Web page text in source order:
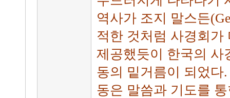
역사가 조지 말스든
적한 것처럼 사경회가
제공했듯이 한국의 사
동의 밑거름이 되었다
동은 말씀과 기도를